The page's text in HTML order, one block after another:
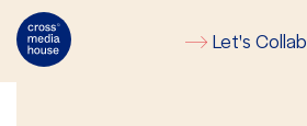
Let's Collab